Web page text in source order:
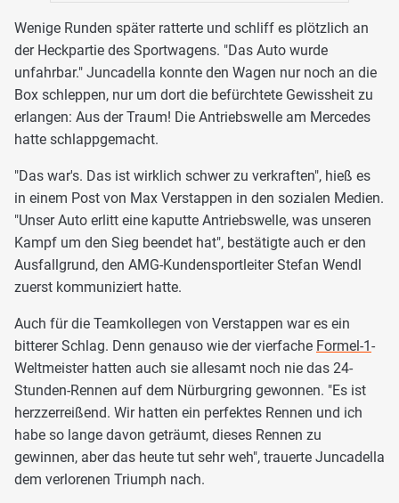
Wenige Runden später ratterte und schliff es plötzlich an
der Heckpartie des Sportwagens. "Das Auto wurde
unfahrbar." Juncadella konnte den Wagen nur noch an die
Box schleppen, nur um dort die befürchtete Gewissheit zu
erlangen: Aus der Traum! Die Antriebswelle am Mercedes
hatte schlappgemacht.
"Das war's. Das ist wirklich schwer zu verkraften", hieß es
in einem Post von Max Verstappen in den sozialen Medien.
"Unser Auto erlitt eine kaputte Antriebswelle, was unseren
Kampf um den Sieg beendet hat", bestätigte auch er den
Ausfallgrund, den AMG-Kundensportleiter Stefan Wendl
zuerst kommuniziert hatte.
Auch für die Teamkollegen von Verstappen war es ein
bitterer Schlag. Denn genauso wie der vierfache Formel-1-
Weltmeister hatten auch sie allesamt noch nie das 24-
Stunden-Rennen auf dem Nürburgring gewonnen. "Es ist
herzzerreißend. Wir hatten ein perfektes Rennen und ich
habe so lange davon geträumt, dieses Rennen zu
gewinnen, aber das heute tut sehr weh", trauerte Juncadella
dem verlorenen Triumph nach.